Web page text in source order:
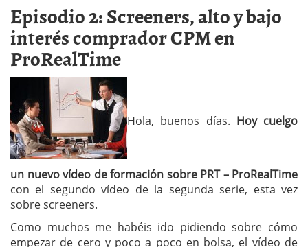
Episodio 2: Screeners, alto y bajo
interés comprador CPM en
ProRealTime
Hola, buenos días. Hoy cuelgo
un nuevo vídeo de formación sobre PRT – ProRealTime
con el segundo vídeo de la segunda serie, esta vez
sobre screeners.
Como muchos me habéis ido pidiendo sobre cómo
empezar de cero y poco a poco en bolsa, el vídeo de